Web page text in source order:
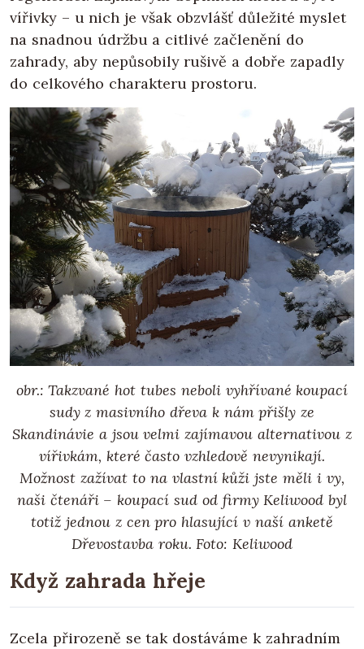
vířivky – u nich je však obzvlášť důležité myslet
na snadnou údržbu a citlivé začlenění do
zahrady, aby nepůsobily rušivě a dobře zapadly
do celkového charakteru prostoru.
obr.: Takzvané hot tubes neboli vyhřívané koupací
sudy z masivního dřeva k nám přišly ze
Skandinávie a jsou velmi zajímavou alternativou z
vířivkám, které často vzhledově nevynikají.
Možnost zažívat to na vlastní kůži jste měli i vy,
naši čtenáři – koupací sud od firmy Keliwood byl
totiž jednou z cen pro hlasující v naší anketě
Dřevostavba roku. Foto: Keliwood
Když zahrada hřeje
Zcela přirozeně se tak dostáváme k zahradním